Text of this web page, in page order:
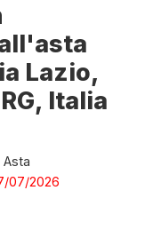
Lazio,
Italia
Asta
07/2026